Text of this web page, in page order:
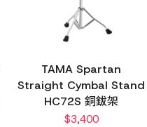
TAMA Spartan
Straight Cymbal Stand
HC72S 銅鈸架
$3,400